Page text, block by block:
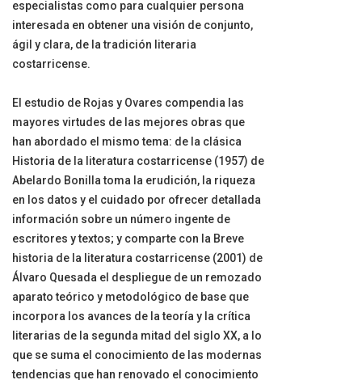
especialistas como para cualquier persona
interesada en obtener una visión de conjunto,
ágil y clara, de la tradición literaria
costarricense.
El estudio de Rojas y Ovares compendia las
mayores virtudes de las mejores obras que
han abordado el mismo tema: de la clásica
Historia de la literatura costarricense (1957) de
Abelardo Bonilla toma la erudición, la riqueza
en los datos y el cuidado por ofrecer detallada
información sobre un número ingente de
escritores y textos; y comparte con la Breve
historia de la literatura costarricense (2001) de
Álvaro Quesada el despliegue de un remozado
aparato teórico y metodológico de base que
incorpora los avances de la teoría y la crítica
literarias de la segunda mitad del siglo XX, a lo
que se suma el conocimiento de las modernas
tendencias que han renovado el conocimiento